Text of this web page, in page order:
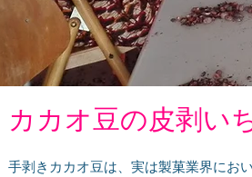
カカオ豆の皮剥い
手剥きカカオ豆は、実は製菓業界にお